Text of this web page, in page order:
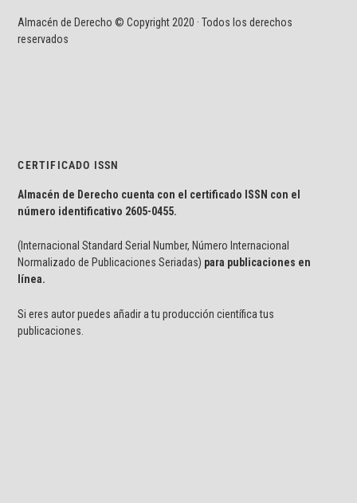
Almacén de Derecho © Copyright 2020 · Todos los derechos
reservados
CERTIFICADO ISSN
Almacén de Derecho cuenta con el certificado ISSN con el
número identificativo 2605-0455.
(Internacional Standard Serial Number, Número Internacional
Normalizado de Publicaciones Seriadas) para publicaciones en
línea.
Si eres autor puedes añadir a tu producción científica tus
publicaciones.